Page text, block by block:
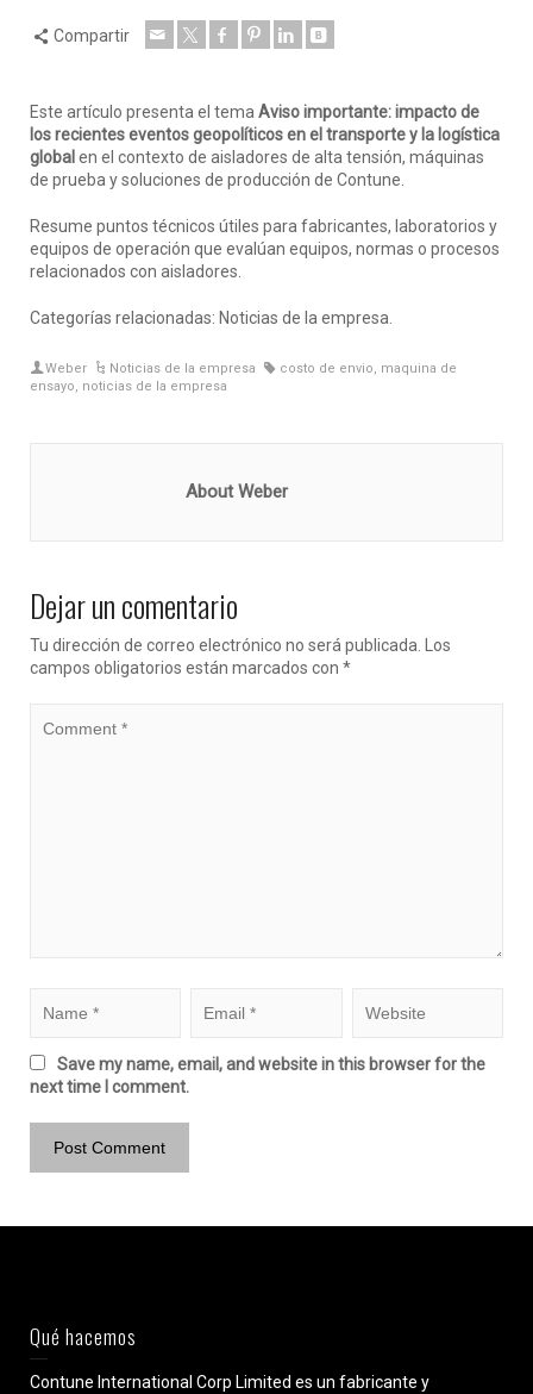
Compartir
Este artículo presenta el temaAviso importante: impacto de
los recientes eventos geopolíticos en el transporte y la logística
global en el contexto de aisladores de alta tensión, máquinas
de prueba y soluciones de producción de Contune.
Resume puntos técnicos útiles para fabricantes, laboratorios y
equipos de operación que evalúan equipos, normas o procesos
relacionados con aisladores.
Categorías relacionadas: Noticias de la empresa.
Weber Noticias de la empresa costo de envio, maquina de
ensayo, noticias de la empresa
About Weber
Dejar un comentario
Tu dirección de correo electrónico no será publicada. Los
campos obligatorios están marcados con *
Save my name, email, and website in this browser for the
next time I comment.
Qué hacemos
Contune International Corp Limited es un fabricante y